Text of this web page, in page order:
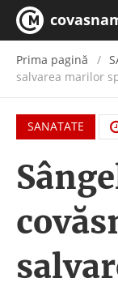
Prima pagină
salvarea marilor
SANATATE